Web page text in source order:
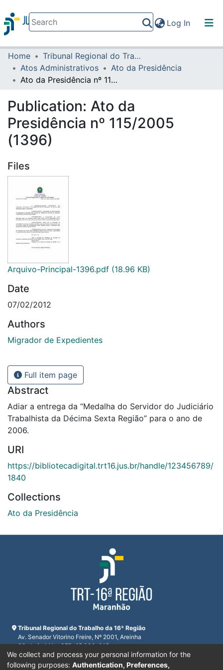
Log In(current)
Communities & Collections
All of DSpace
Home
Tribunal Regional do Trabalho da 16ª Região
Atos Administrativos
Ato da Presidência
Ato da Presidência nº 115/2005 (1396)
Publication: Ato da
Presidência nº 115/2005
(1396)
Files
Arquivo-Principal-1396.pdf (18.96 KB)
Date
07/02/2012
Authors
Migrador de Expedientes
Full item page
Abstract
Adiar a entrega da “Medalha do Servidor do Judiciário
Trabalhista da Décima Sexta Região” para o ano de
2006.
URI
https://bibliotecadigital.trt16.jus.br/handle/123456789/
1840
Collections
Ato da Presidência
Tribunal Regional do Trabalho da 16ª Região
Av. Senador Vitorino Freire, Nº 2001, Areinha
São Luís, MA - CEP: 65.030-015
CNPJ 23.608.631/0001-93
Horário de funcionamento:
We collect and process your personal information for the
following purposes: Authentication, Preferences,